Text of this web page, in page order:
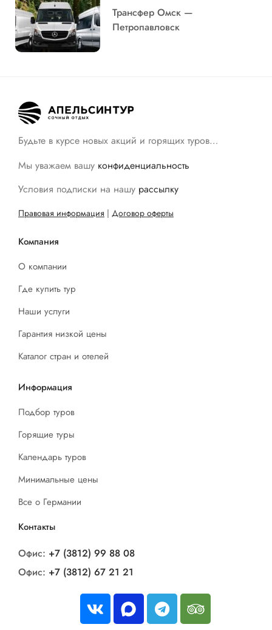
Трансфер Омск —
Петропавловск
Будьте в курсе новых акций и горящих туров…
Мы уважаем вашу конфиденциальность
Условия подписки на нашу рассылку
Правовая информация | Договор оферты
Компания
О компании
Где купить тур
Наши услуги
Гарантия низкой цены
Каталог стран и отелей
Информация
Подбор туров
Горящие туры
Календарь туров
Минимальные цены
Все о Германии
Контакты
Офис: +7 (3812) 99 88 08
Офис: +7 (3812) 67 21 21